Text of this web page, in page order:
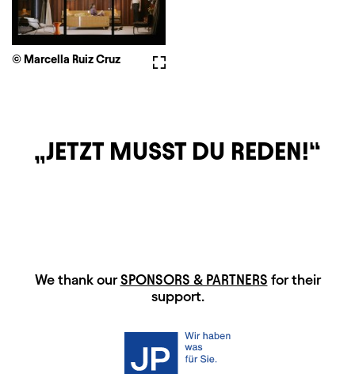
Fullscreen
© Marcella Ruiz Cruz
JETZT MUSST DU REDEN!
HAUPTSPONSOREN
We thank ourSPONSORS & PARTNERS for their
support.